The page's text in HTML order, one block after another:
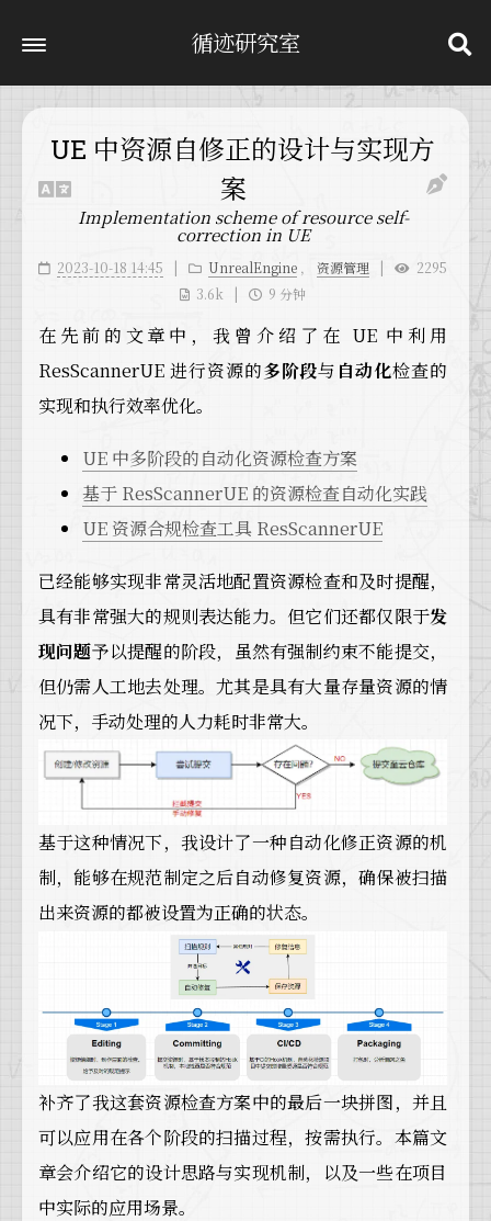
循迹研究室
UE 中资源自修正的设计与实现方
案
Implementation scheme of resource self-
correction in UE
2023-10-18 14:45 UnrealEngine ， 资源管理
2295
3.6k
9 分钟
在先前的文章中，我曾介绍了在 UE 中利用
ResScannerUE 进行资源的多阶段与 自动化检查的
实现和执行效率优化。
UE 中多阶段的自动化资源检查方案
基于 ResScannerUE 的资源检查自动化实践
UE 资源合规检查工具 ResScannerUE
已经能够实现非常灵活地配置资源检查和及时提醒，
具有非常强大的规则表达能力。但它们还都仅限于发
现问题予以提醒的阶段，虽然有强制约束不能提交，
但仍需人工地去处理。尤其是具有大量存量资源的情
况下，手动处理的人力耗时非常大。
基于这种情况下，我设计了一种自动化修正资源的机
制，能够在规范制定之后自动修复资源，确保被扫描
出来资源的都被设置为正确的状态。
补齐了我这套资源检查方案中的最后一块拼图，并且
可以应用在各个阶段的扫描过程，按需执行。本篇文
章会介绍它的设计思路与实现机制，以及一些在项目
中实际的应用场景。